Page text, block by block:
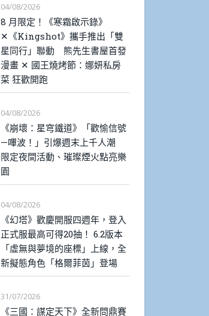
04/08/2026
8 月限定！《寒霜啟示錄》
✕《Kingshot》攜手推出「雙
星同行」聯動 熊先生書屋首發
漫畫 ✕ 國王燒烤節：娜妍私房
菜 狂歡開跑
04/08/2026
《崩壞：星穹鐵道》「歡愉信號
—嗶波！」引爆週末上千人潮
限定夜間活動、璀璨煙火點亮樂
園
04/08/2026
《幻塔》歡慶開服四週年，登入
正式服最高可得20抽！ 6.2版本
「虛無與夢境的座標」上線，全
新擬態角色「格爾菲茵」登場
31/07/2026
《三國：謀定天下》全新問鼎賽